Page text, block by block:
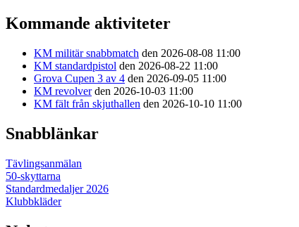
Kommande aktiviteter
KM militär snabbmatch den 2026-08-08 11:00
KM standardpistol den 2026-08-22 11:00
Grova Cupen 3 av 4 den 2026-09-05 11:00
KM revolverden 2026-10-03 11:00
KM fält från skjuthallen den 2026-10-10 11:00
Snabblänkar
Tävlingsanmälan
50-skyttarna
Standardmedaljer 2026
Klubbkläder